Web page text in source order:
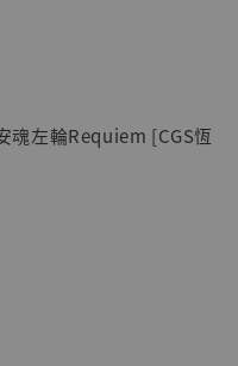
藏雕像 悟空 鳥山
魂左輪Requiem [CGS恆